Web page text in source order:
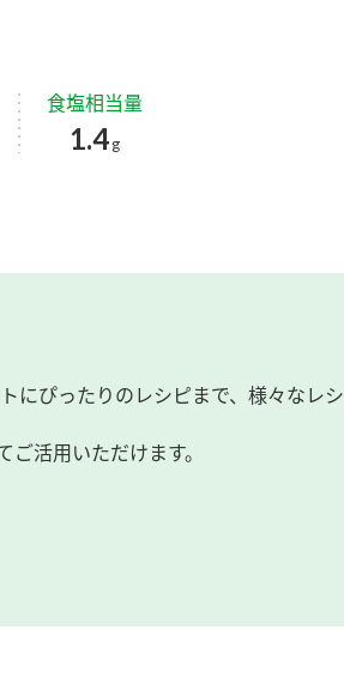
食塩相当量
1.4 g
にぴったりのレシピまで、様々なレシ
活用いただけます。